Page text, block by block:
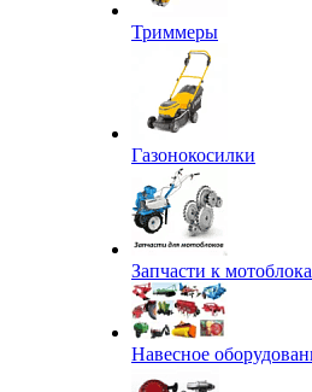
Триммеры
Газонокосилки
Запчасти к
Навесное